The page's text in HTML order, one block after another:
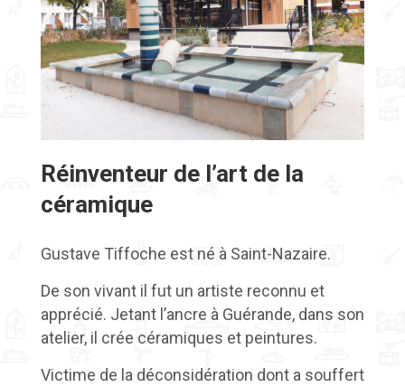
Réinventeur de l’art de la
céramique
Gustave Tiffoche est né à Saint-Nazaire.
De son vivant il fut un artiste reconnu et
apprécié. Jetant l’ancre à Guérande, dans son
atelier, il crée céramiques et peintures.
Victime de la déconsidération dont a souffert